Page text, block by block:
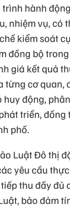
trình hành
nhiệm vụ, có
kiểm soát
đồng bộ
giá kết quả
từng cơ quan,
huy động,
triển,
phố.
Luật Đô thị
yêu cầu
thu đầy đủ
bảo đảm